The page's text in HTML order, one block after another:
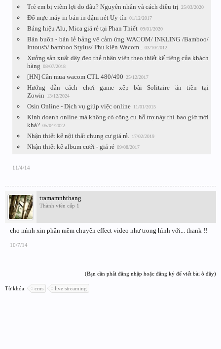
Trẻ em bị viêm lợi do đâu? Nguyên nhân và cách điều trị 25/03/2020
Đổ mực máy in bản in đậm nét Uy tín 01/12/2017
Bảng hiệu Alu, Mica giá rẻ tại Phan Thiết 09/01/2020
Bán buôn - bán lẻ bảng vẽ cảm ứng WACOM/ INKLING /Bamboo/
Intous5/ bamboo Stylus/ Phụ kiện Wacom.. 03/10/2012
Xưởng sản xuất dây đeo thẻ nhân viên theo thiết kế riêng của khách
hàng 08/07/2018
[HN] Cần mua wacom CTL 480/490 25/12/2017
Hướng dẫn cách chơi game xếp bài Solitaire ăn tiền tại
Zowin
13/12/2024
Osin Online - Dịch vụ giúp việc online 11/01/2015
Kinh doanh online mà không có công cụ hỗ trợ này thì bao giờ mới
khá? 05/04/2022
Nhận thiết kế nội thất chung cư giá rẻ. 17/02/2019
Nhận thiết kế album cưới - giá rẻ 09/08/2017
11/4/14
tramamnhthang
Thành viên cấp 1
cho mình xin phần mềm chuyển effect video như trong hình với... thank !!
10/7/14
(Bạn cần phải đăng nhập hoặc đăng ký để viết bài ở đây)
Từ khóa: cms live streaming